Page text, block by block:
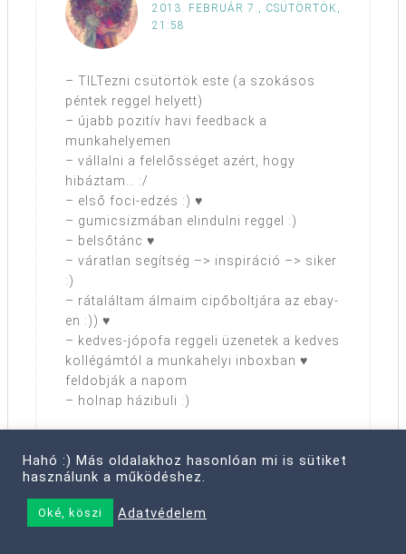
2013. FEBRUÁR 7., CSÜTÖRTÖK,
21:58
– TILTezni csütörtök este (a szokásos
péntek reggel helyett)
– újabb pozitív havi feedback a
munkahelyemen
– vállalni a felelősséget azért, hogy
hibáztam… :/
– első foci-edzés :) ♥
– gumicsizmában elindulni reggel :)
– belsőtánc ♥
– váratlan segítség –> inspiráció –> siker
:)
– rátaláltam álmaim cipőboltjára az ebay-
en :)) ♥
– kedves-jópofa reggeli üzenetek a kedves
kollégámtól a munkahelyi inboxban ♥
feldobják a napom
– holnap házibuli :)
Hahó :) Más oldalakhoz hasonlóan mi is sütiket
használunk a működéshez.
Oké, köszi Adatvédelem